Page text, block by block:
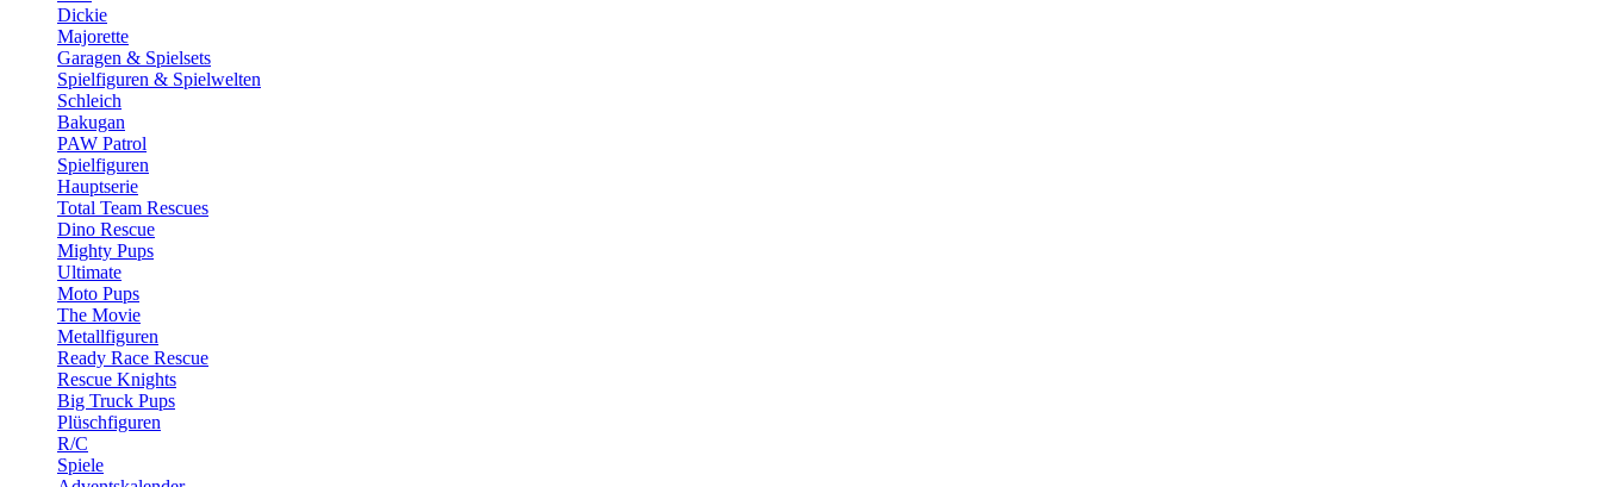
Dickie
Majorette
Garagen & Spielsets
Spielfiguren & Spielwelten
Schleich
Bakugan
PAW Patrol
Spielfiguren
Hauptserie
Total Team Rescues
Dino Rescue
Mighty Pups
Ultimate
Moto Pups
The Movie
Metallfiguren
Ready Race Rescue
Rescue Knights
Big Truck Pups
Plüschfiguren
R/C
Spiele